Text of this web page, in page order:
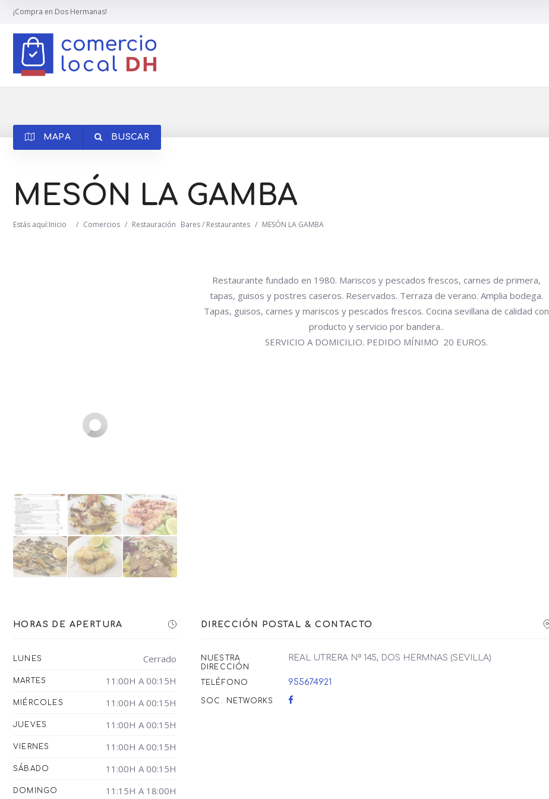
¡Compra en Dos Hermanas!
MAPA BUSCAR
MESÓN LA GAMBA
Estás aquí:Inicio / Comercios / Restauración Bares / Restaurantes / MESÓN LA GAMBA
Restaurante fundado en 1980. Mariscos y pescados frescos, carnes de primera,
tapas, guisos y postres caseros. Reservados. Terraza de verano. Amplia bodega.
Tapas, guisos, carnes y mariscos y pescados frescos. Cocina sevillana de calidad con
producto y servicio por bandera..
SERVICIO A DOMICILIO. PEDIDO MÍNIMO 20 EUROS.
HORAS DE APERTURA
LUNES Cerrado
MARTES 11:00H A 00:15H
MIÉRCOLES 11:00H A 00:15H
JUEVES 11:00H A 00:15H
VIERNES 11:00H A 00:15H
SÁBADO 11:00H A 00:15H
DOMINGO 11:15H A 18:00H
DIRECCIÓN POSTAL & CONTACTO
NUESTRA
DIRECCIÓN
REAL UTRERA Nº 145, DOS HERMNAS (SEVILLA)
TELÉFONO 955674921
SOC. NETWORKS